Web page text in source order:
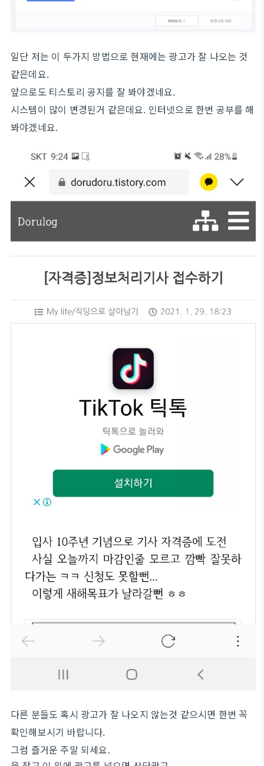
일단 저는 이 두가지 방법으로 현재에는 광고가 잘 나오는 것
같은데요.
앞으로도 티스토리 공지를 잘 봐야겠네요.
시스템이 많이 변경된거 같은데요. 인터넷으로 한번 공부를 해
봐야겠네요.
다른 분들도 혹시 광고가 잘 나오지 않는것 같으시면 한번 꼭
확인해보시기 바랍니다.
그럼 즐거운 주말 되세요.